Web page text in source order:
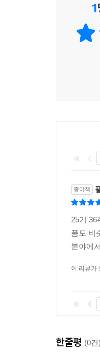
실었습니다.
[어르신 이
책을 읽고,
깨우고 훈
하지만 어
다가가기
어르신들
‘어르신 이
분당서울대
김상윤
1
종이책
25기 36
품도 비
분야에
이 리뷰가
한줄평 (0건)